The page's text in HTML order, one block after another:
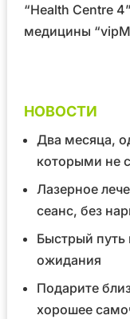
“Health Centre 4”
медицины
НОВОСТИ
Два месяца,
которыми не
Лазерное
сеанс, без
Быстрый путь
ожидания
Подарите
хорошее